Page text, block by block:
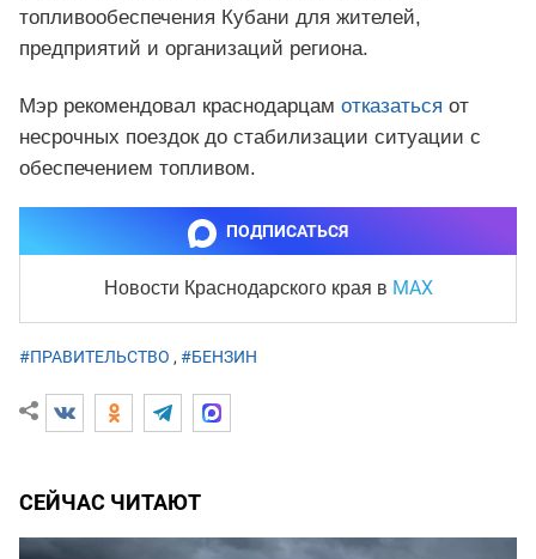
топливообеспечения Кубани для жителей,
предприятий и организаций региона.
Мэр рекомендовал краснодарцам отказаться от
несрочных поездок до стабилизации ситуации с
обеспечением топливом.
ПОДПИСАТЬСЯ
Новости Краснодарского края в MAX
#ПРАВИТЕЛЬСТВО , #БЕНЗИН
СЕЙЧАС ЧИТАЮТ